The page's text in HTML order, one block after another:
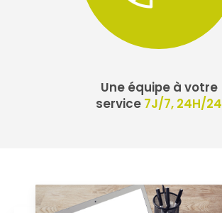
Une équipe à votre
service 7J/7, 24H/24